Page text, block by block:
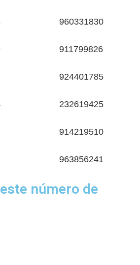
960331830
911799826
924401785
232619425
914219510
963856241
número de